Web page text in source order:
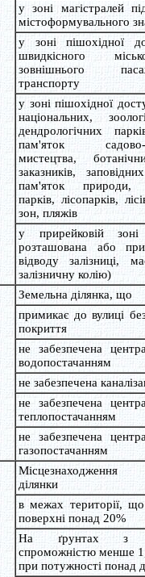
у зоні магістралей
містоформувального
у зоні пішохідної
швидкісного
зовнішнього
транспорту
у зоні пішохідної
національних,
дендрологічних
пам'яток садово-
мистецтва,
заказників,
пам'яток природи,
парків, лісопарків,
зон, пляжів
у прирейковій зоні
розташована або
відводу залізниці,
залізничну колію)
Земельна ділянка, що
примикає до вулиці
покриття
не забезпечена
водопостачанням
не забезпечена
не забезпечена
теплопостачанням
не забезпечена
газопостачанням
Місцезнаходження
ділянки
в межах території,
поверхні понад 20%
На ґрунтах з
спроможністю менше
при потужності понад